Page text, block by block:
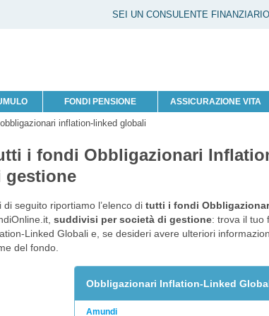
SEI UN CONSULENTE
FONDI PENSIONE ASSICURAZIONE VITA
inflation-linked globali
i fondi Obbligazionari
gestione
di seguito riportiamo l’elenco di tutti i fondi
suddivisi per società di gestione: trova il tuo
Linked Globali e, se desideri avere ulteriori
del fondo.
Obbligazionari Inflation-Linked
Amundi